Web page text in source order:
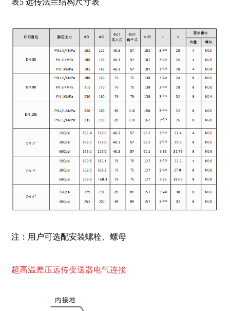
表5 远传法兰结构尺寸表
注：用户可选配安装螺栓、螺母
超高温差压远传变送器电气连接